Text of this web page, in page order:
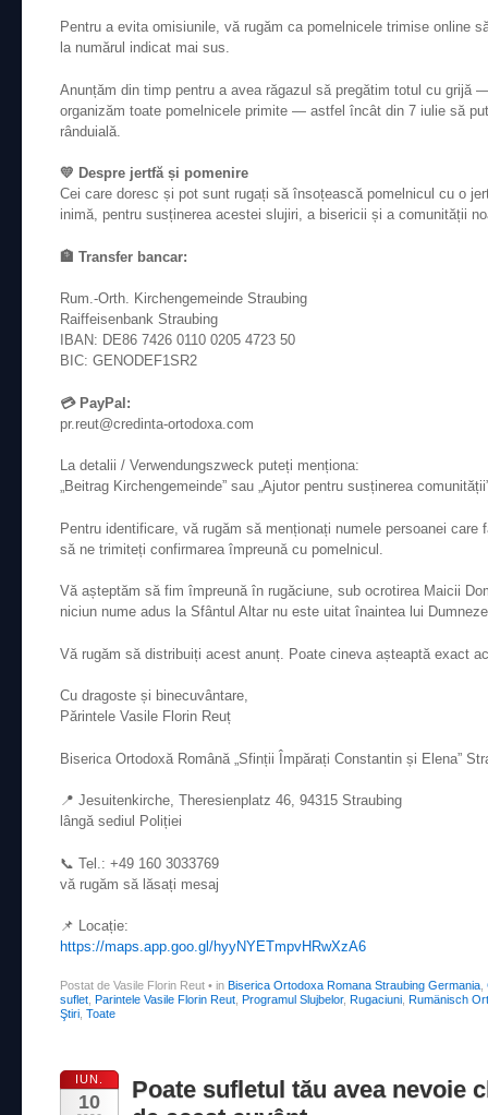
Pentru a evita omisiunile, vă rugăm ca pomelnicele trimise online
la numărul indicat mai sus.
Anunțăm din timp pentru a avea răgazul să pregătim totul cu grijă
organizăm toate pomelnicele primite — astfel încât din 7 iulie să
rânduială.
💛 Despre jertfă și pomenire
Cei care doresc și pot sunt rugați să însoțească pomelnicul cu o
inimă, pentru susținerea acestei slujiri, a bisericii și a comunității
🏦 Transfer bancar:
Rum.-Orth. Kirchengemeinde Straubing
Raiffeisenbank Straubing
IBAN: DE86 7426 0110 0205 4723 50
BIC: GENODEF1SR2
💳 PayPal:
pr.reut@credinta-ortodoxa.com
La detalii / Verwendungszweck puteți menționa:
„Beitrag Kirchengemeinde” sau „Ajutor pentru susținerea
Pentru identificare, vă rugăm să menționați numele persoanei
să ne trimiteți confirmarea împreună cu pomelnicul.
Vă așteptăm să fim împreună în rugăciune, sub ocrotirea Maicii
niciun nume adus la Sfântul Altar nu este uitat înaintea lui
Vă rugăm să distribuiți acest anunț. Poate cineva așteaptă exact
Cu dragoste și binecuvântare,
Părintele Vasile Florin Reuț
Biserica Ortodoxă Română „Sfinții Împărați Constantin și Elena”
📍 Jesuitenkirche, Theresienplatz 46, 94315 Straubing
lângă sediul Poliției
📞 Tel.: +49 160 3033769
vă rugăm să lăsați mesaj
📌 Locație:
https://maps.app.goo.gl/hyyNYETmpvHRwXzA6
Postat de Vasile Florin Reut • in Biserica Ortodoxa Romana Straubing Germania
suflet Parintele Vasile Florin Reut Programul Slujbelor, Rugaciuni Rumänisch
Ştiri Toate
IUN.
10
Poate sufletul tău avea nevoie